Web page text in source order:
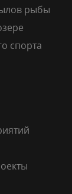
рыбы
спорта